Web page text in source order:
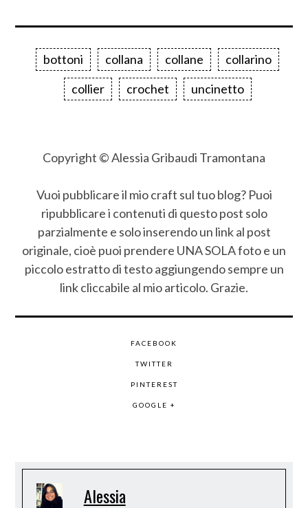
bottoni collana collane
collarino
collier
crochet uncinetto
Copyright © Alessia Gribaudi Tramontana
Vuoi pubblicare il mio craft sul tuo blog? Puoi
ripubblicare i contenuti di questo post solo
parzialmente e solo inserendo un link al post
originale, cioè puoi prendere UNA SOLA foto e un
piccolo estratto di testo aggiungendo sempre un
link cliccabile al mio articolo. Grazie.
FACEBOOK
TWITTER
PINTEREST
GOOGLE +
Alessia